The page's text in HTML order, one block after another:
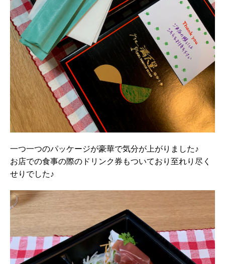
一つ一つのパッケージが豪華で気分が上がりました♪
お店での食事の際のドリンク券もついており至れり尽く
せりでした♪